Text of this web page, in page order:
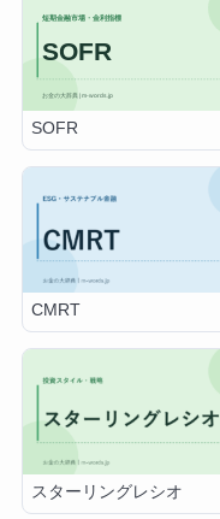
SOFR
CMRT
スターリングレシオ